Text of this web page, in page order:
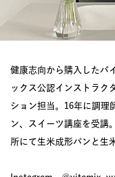
健康志向から購入したバ
ックス公認インストラク
ション担当。16年に調理
ン、スイーツ講座を受講
所にて生米成形パンと生